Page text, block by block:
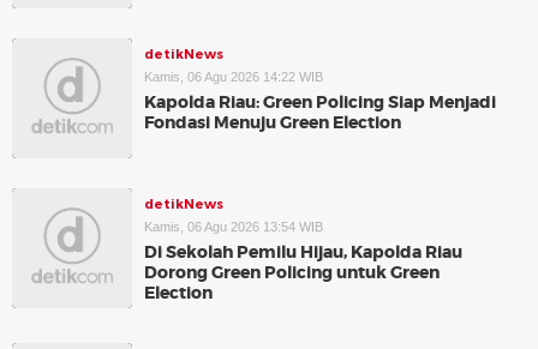
detikNews
Kamis, 06 Agu 2026 14:22 WIB
Kapolda Riau: Green Policing Siap Menjadi
Fondasi Menuju Green Election
detikNews
Kamis, 06 Agu 2026 13:54 WIB
Di Sekolah Pemilu Hijau, Kapolda Riau
Dorong Green Policing untuk Green
Election